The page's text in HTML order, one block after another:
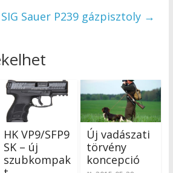
Sauer P239 gázpisztoly →
HK VP9/SFP9
SK – új
szubkompak
Új vadászati
törvény
koncepció